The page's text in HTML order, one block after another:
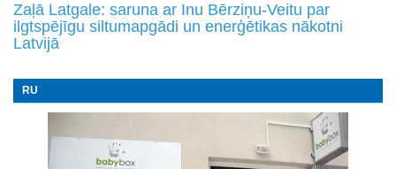
Zaļā Latgale: saruna ar Inu Bērziņu-Veitu par
ilgtspējīgu siltumapgādi un enerģētikas nākotni
Latvijā
RU